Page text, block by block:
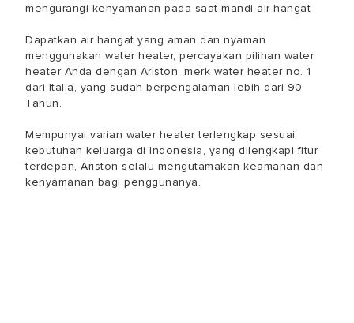
mengurangi kenyamanan pada saat mandi air hangat
Dapatkan air hangat yang aman dan nyaman
menggunakan water heater, percayakan pilihan water
heater Anda dengan Ariston, merk water heater no. 1
dari Italia, yang sudah berpengalaman lebih dari 90
Tahun.
Mempunyai varian water heater terlengkap sesuai
kebutuhan keluarga di Indonesia, yang dilengkapi fitur
terdepan, Ariston selalu mengutamakan keamanan dan
kenyamanan bagi penggunanya.